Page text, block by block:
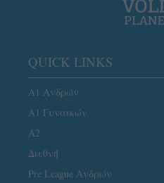
QUICK LINKS
Α1 Ανδρών
Α1 Γυναικών
A2
Διεθνή
Pre League Ανδρών